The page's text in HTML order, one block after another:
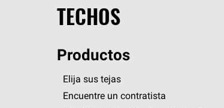
TECHOS
Productos
Elija sus tejas
Encuentre un contratista